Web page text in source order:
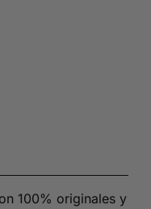
100% originales y